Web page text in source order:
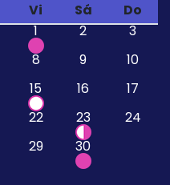
Vi Sá
Do
1
2
3
8 9
10
15 16
17
22 23
24
29 30